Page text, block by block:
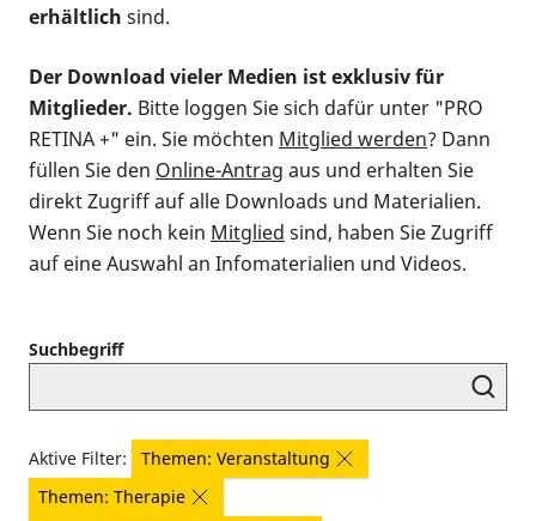
erhältlich sind.
Der Download vieler Medien ist exklusiv für
Mitglieder. Bitte loggen Sie sich dafür unter "PRO
RETINA +" ein. Sie möchten Mitglied werden? Dann
füllen Sie den Online-Antrag aus und erhalten Sie
direkt Zugriff auf alle Downloads und Materialien.
Wenn Sie noch kein Mitglied sind, haben Sie Zugriff
auf eine Auswahl an Infomaterialien und Videos.
Suchbegriff
Aktive Filter:
Themen: Veranstaltung
Themen: Therapie